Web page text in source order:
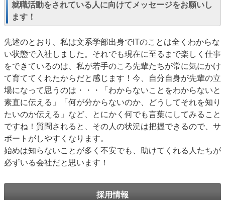
採用情報
就職活動をされている人に向けてメッセージをお願いし
ます！
先述のとおり、私は文系学部出身でITのことは全くわからな
い状態で入社しました。それでも現在に至るまで楽しく仕事
をできているのは、私が若手のころ先輩たちが常に気にかけ
て育ててくれたからだと感じます！今、自分自身が先輩の立
場になって思うのは・・・「わからないことをわからないと
素直に伝える」「何が分からないのか、どうしてそれを知り
たいのか伝える」など、とにかく何でも言葉にしてみること
ですね！質問されると、その人の状況は把握できるので、サ
ポートがしやすくなります。
始めは知らないことが多く不安でも、助けてくれる人たちが
必ずいる会社だと思います！